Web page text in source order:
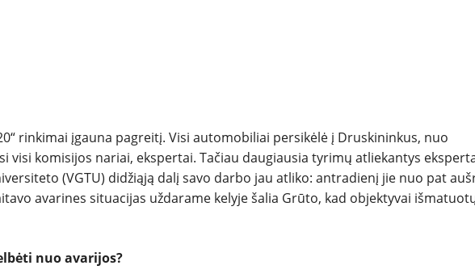
REPORTAŽAI
SPORTAS
rinkimai įgauna pagreitį. Visi automobiliai persikėlė į Druskininkus, nuo
visi komisijos nariai, ekspertai. Tačiau daugiausia tyrimų atliekantys
(VGTU) didžiąją dalį savo darbo jau atliko: antradienį jie nuo pat
avarines situacijas uždarame kelyje šalia Grūto, kad objektyvai
nuo avarijos?